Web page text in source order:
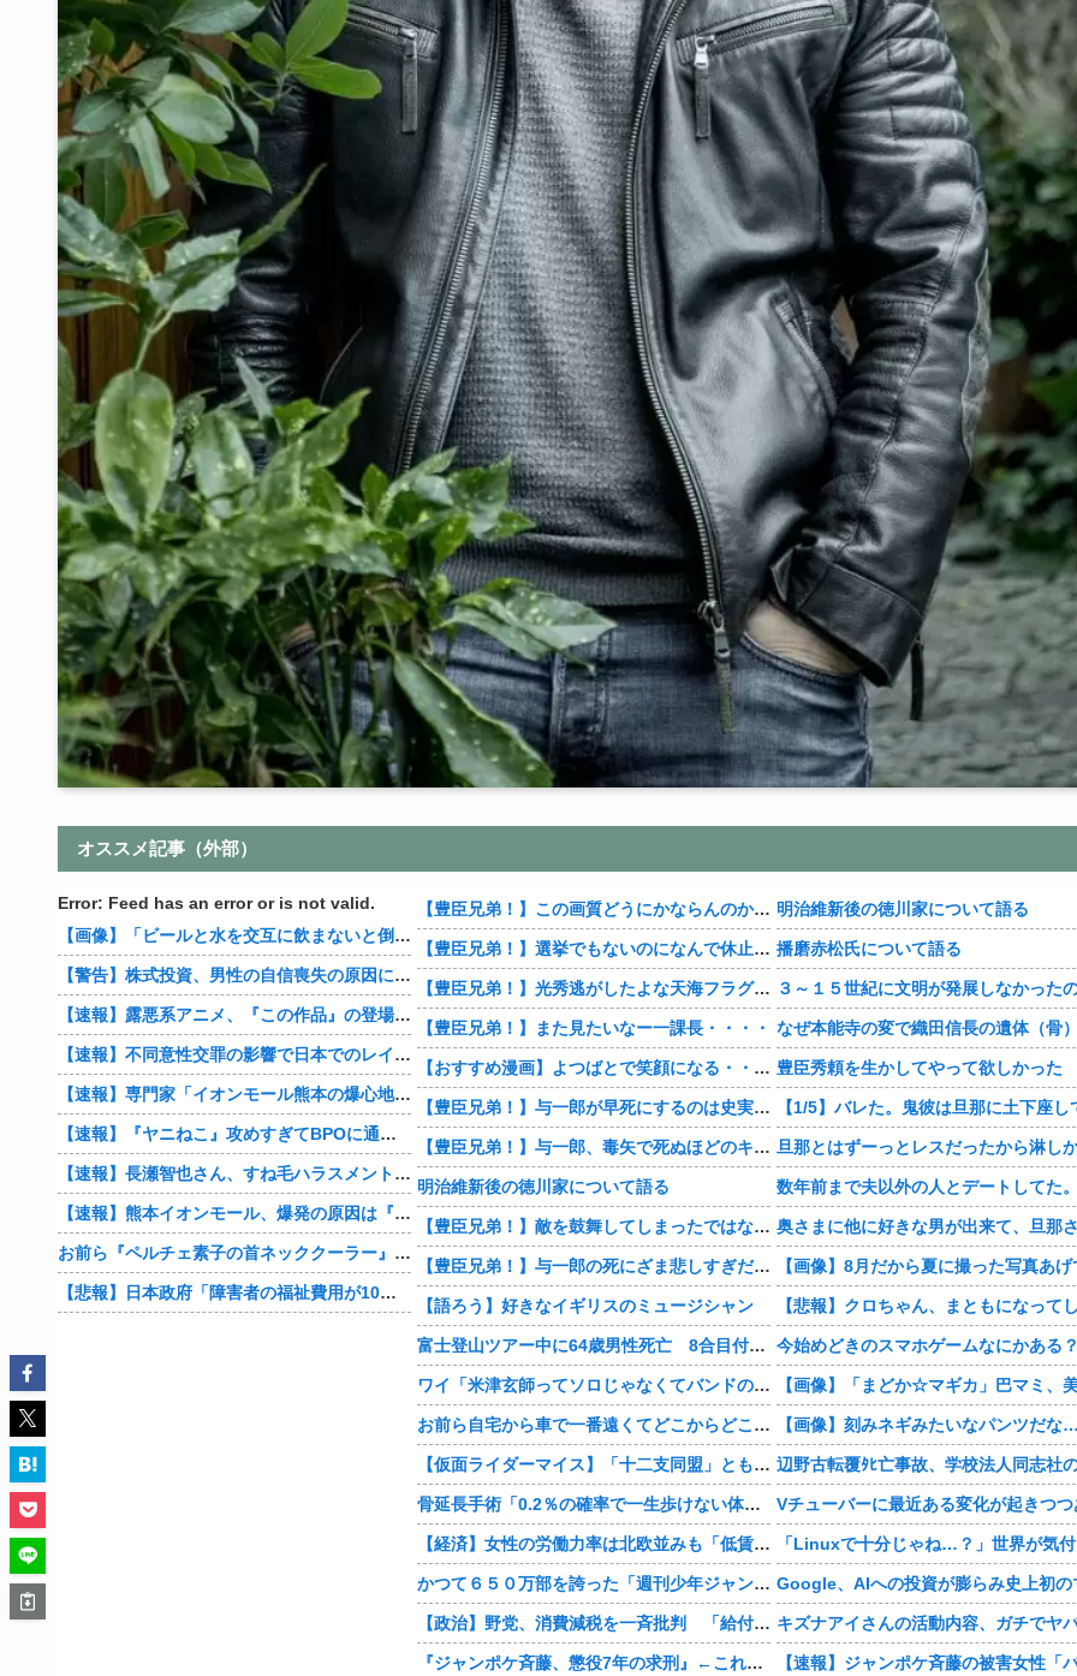
オススメ記事（外部）
Error: Feed has an error or is not valid.
【画像】「ビールと水を交互に飲まないと倒れるグラス」発売
【警告】株式投資、男性の自信喪失の原因に… 6割超が「人生の敗者」自認
【速報】露悪系アニメ、『この作品』の登場で最盛期を迎えてしまう…
【速報】不同意性交罪の影響で日本でのレイプ認知件数爆増
【速報】専門家「イオンモール熊本の爆心地に”こんなもの”があったんだけど…」
【速報】『ヤニねこ』攻めすぎてBPOに通報される
【速報】長瀬智也さん、すね毛ハラスメントを謝罪「不快な思いをさせて申し訳ありませんでした」
【速報】熊本イオンモール、爆発の原因は『これ』の可能性
お前ら『ペルチェ素子の首ネッククーラー』使ったことあるか？
【悲報】日本政府「障害者の福祉費用が10年で2倍になったので抑制します」
【豊臣兄弟！】この画質どうにかならんのか・・・？
【豊臣兄弟！】選挙でもないのになんで休止・・・？
【豊臣兄弟！】光秀逃がしたよな天海フラグすぎる・・・・
【豊臣兄弟！】また見たいなー一課長・・・・
【おすすめ漫画】よつばとで笑顔になる・・・・
【豊臣兄弟！】与一郎が早死にするのは史実なの・・・？
【豊臣兄弟！】与一郎、毒矢で死ぬほどのキャラだったっけ・・・・
明治維新後の徳川家について語る
【豊臣兄弟！】敵を鼓舞してしまったではないか・・・？
【豊臣兄弟！】与一郎の死にざま悲しすぎだろ・・・？
【語ろう】好きなイギリスのミュージシャン
富士登山ツアー中に64歳男性死亡 8合目付近で意識失う
ワイ「米津玄師ってソロじゃなくてバンドのボーカルならよかったよね」
お前ら自宅から車で一番遠くてどこからどこまで行ったことある？
【仮面ライダーマイス】「十二支同盟」とも戦うらしいけど
骨延長手術「0.2％の確率で一生歩けない体になるけど足が10cm伸びます」←コスパ良すぎるだろ
【経済】女性の労働力率は北欧並みも「低賃金依存」の限界 団塊世代の完全引退で、企業が迫られる“最後の選択”
かつて６５０万部を誇った「週刊少年ジャンプ」、発行部数が初の100万部割れ
【政治】野党、消費減税を一斉批判 「給付優先」「財源示せ」
『ジャンポケ斉藤、懲役7年の求刑』←これｗｗｗｗｗｗｗｗｗｗｗｗｗｗｗｗｗｗ
明治維新後の徳川家について語る
播磨赤松氏について語る
豊臣秀頼を生かしてやって欲しかった
【画像】8月だから夏に撮った写真あげ
【悲報】クロちゃん、まともになって
今始めどきのスマホゲームなにかある
【画像】刻みネギみたいなパンツだな
Vチューバーに最近ある変化が起きつつ